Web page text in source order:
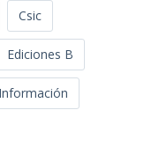
Csic
Ediciones B